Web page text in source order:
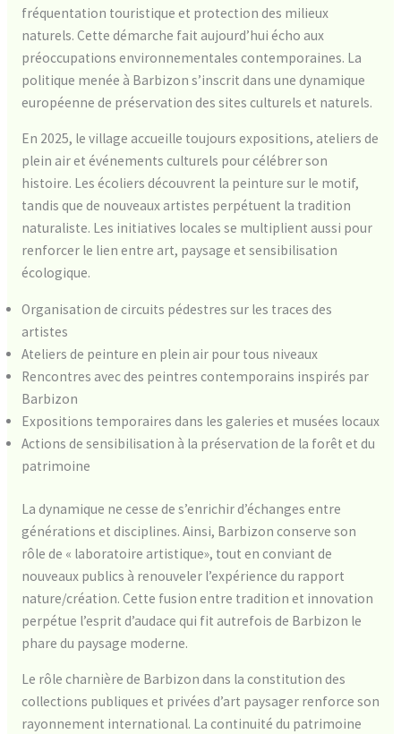
fréquentation touristique et protection des milieux
naturels. Cette démarche fait aujourd’hui écho aux
préoccupations environnementales contemporaines. La
politique menée à Barbizon s’inscrit dans une dynamique
européenne de préservation des sites culturels et naturels.
En 2025, le village accueille toujours expositions, ateliers de
plein air et événements culturels pour célébrer son
histoire. Les écoliers découvrent la peinture sur le motif,
tandis que de nouveaux artistes perpétuent la tradition
naturaliste. Les initiatives locales se multiplient aussi pour
renforcer le lien entre art, paysage et sensibilisation
écologique.
Organisation de circuits pédestres sur les traces des
artistes
Ateliers de peinture en plein air pour tous niveaux
Rencontres avec des peintres contemporains inspirés par
Barbizon
Expositions temporaires dans les galeries et musées locaux
Actions de sensibilisation à la préservation de la forêt et du
patrimoine
La dynamique ne cesse de s’enrichir d’échanges entre
générations et disciplines. Ainsi, Barbizon conserve son
rôle de « laboratoire artistique», tout en conviant de
nouveaux publics à renouveler l’expérience du rapport
nature/création. Cette fusion entre tradition et innovation
perpétue l’esprit d’audace qui fit autrefois de Barbizon le
phare du paysage moderne.
Le rôle charnière de Barbizon dans la constitution des
collections publiques et privées d’art paysager renforce son
rayonnement international. La continuité du patrimoine